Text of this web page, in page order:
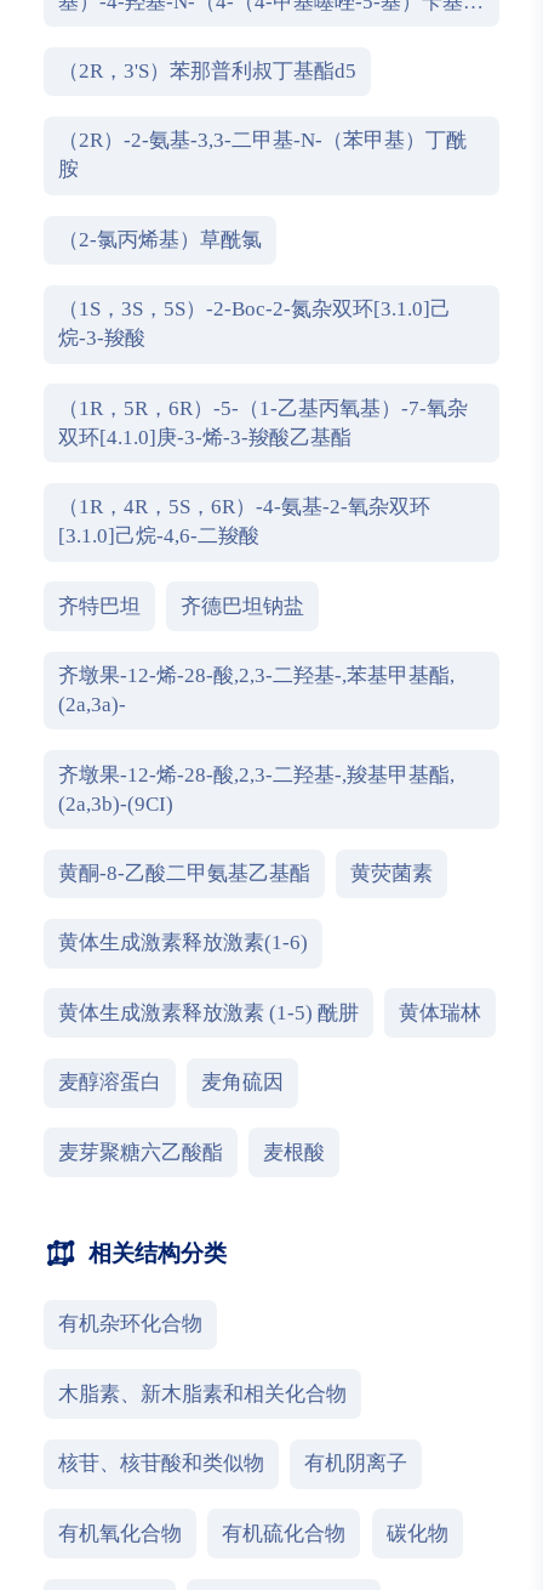
（2R，3'S）苯那普利叔丁基酯d5
（2R）-2-氨基-3,3-二甲基-N-（苯甲基）丁酰
胺
（2-氯丙烯基）草酰氯
（1S，3S，5S）-2-Boc-2-氮杂双环[3.1.0]己
烷-3-羧酸
（1R，5R，6R）-5-（1-乙基丙氧基）-7-氧杂
双环[4.1.0]庚-3-烯-3-羧酸乙基酯
（1R，4R，5S，6R）-4-氨基-2-氧杂双环
[3.1.0]己烷-4,6-二羧酸
齐特巴坦 齐德巴坦钠盐
齐墩果-12-烯-28-酸,2,3-二羟基-,苯基甲基酯,
(2a,3a)-
齐墩果-12-烯-28-酸,2,3-二羟基-,羧基甲基酯,
(2a,3b)-(9CI)
黄酮-8-乙酸二甲氨基乙基酯 黄荧菌素
黄体生成激素释放激素(1-6)
黄体生成激素释放激素 (1-5) 酰肼 黄体瑞林
麦醇溶蛋白 麦角硫因
麦芽聚糖六乙酸酯 麦根酸
相关结构分类
有机杂环化合物
木脂素、新木脂素和相关化合物
核苷、核苷酸和类似物 有机阴离子
有机氧化合物 有机硫化合物 碳化物